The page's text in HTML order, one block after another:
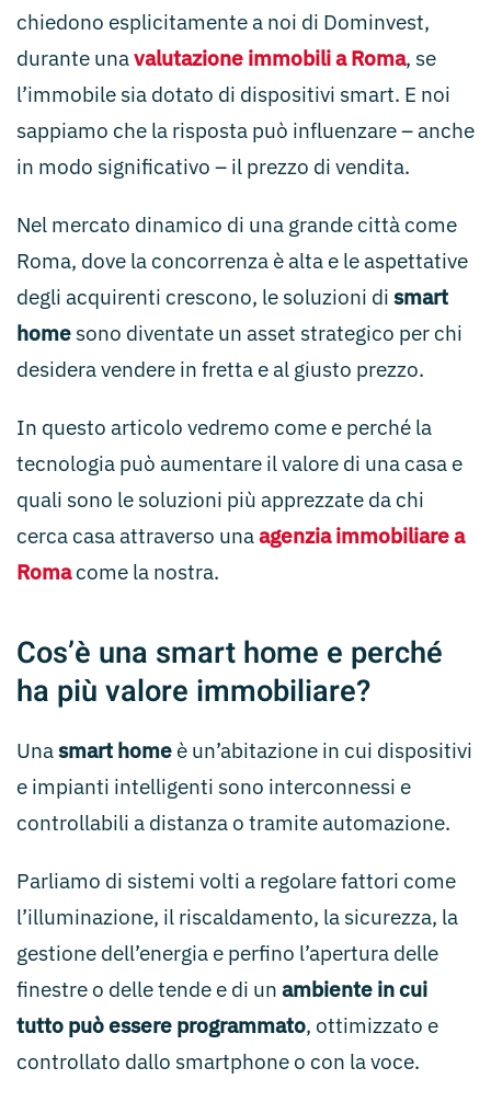
chiedono esplicitamente a noi di Dominvest,
durante unavalutazione immobili a Roma, se
l’immobile sia dotato di dispositivi smart. E noi
sappiamo che la risposta può influenzare – anche
in modo significativo – il prezzo di vendita.
Nel mercato dinamico di una grande città come
Roma, dove la concorrenza è alta e le aspettative
degli acquirenti crescono, le soluzioni di smart
home sono diventate un asset strategico per chi
desidera vendere in fretta e al giusto prezzo.
In questo articolo vedremo come e perché la
tecnologia può aumentare il valore di una casa e
quali sono le soluzioni più apprezzate da chi
cerca casa attraverso unaagenzia immobiliare a
Romacome la nostra.
Cos’è una smart home e perché
ha più valore immobiliare?
Unasmart home è un’abitazione in cui dispositivi
e impianti intelligenti sono interconnessi e
controllabili a distanza o tramite automazione.
Parliamo di sistemi volti a regolare fattori come
l’illuminazione, il riscaldamento, la sicurezza, la
gestione dell’energia e perfino l’apertura delle
finestre o delle tende e di un ambiente in cui
tutto può essere programmato, ottimizzato e
controllato dallo smartphone o con la voce.